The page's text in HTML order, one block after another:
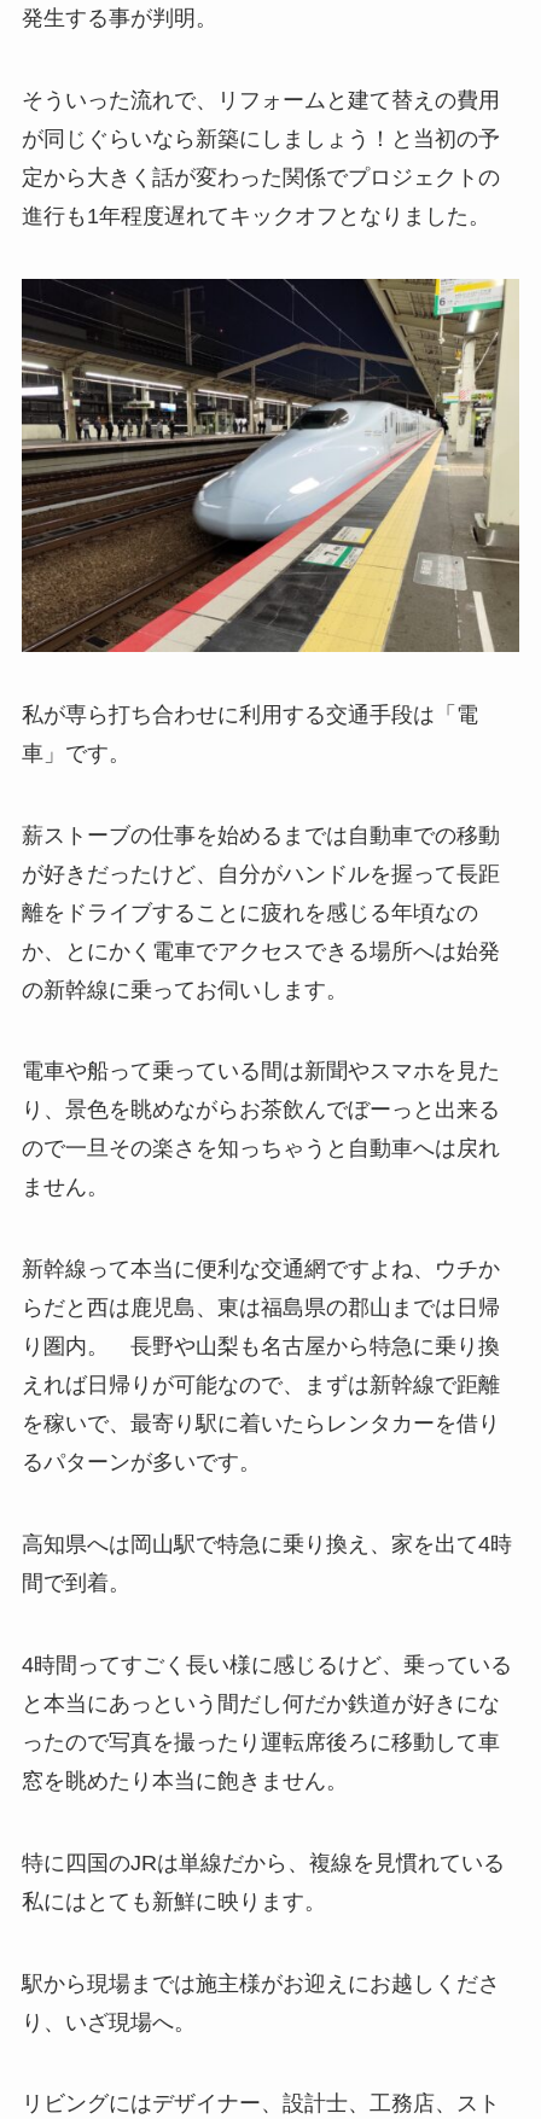
発生する事が判明。
そういった流れで、リフォームと建て替えの費用
が同じぐらいなら新築にしましょう！と当初の予
定から大きく話が変わった関係でプロジェクトの
進行も1年程度遅れてキックオフとなりました。
私が専ら打ち合わせに利用する交通手段は「電
車」です。
薪ストーブの仕事を始めるまでは自動車での移動
が好きだったけど、自分がハンドルを握って長距
離をドライブすることに疲れを感じる年頃なの
か、とにかく電車でアクセスできる場所へは始発
の新幹線に乗ってお伺いします。
電車や船って乗っている間は新聞やスマホを見た
り、景色を眺めながらお茶飲んでぼーっと出来る
ので一旦その楽さを知っちゃうと自動車へは戻れ
ません。
新幹線って本当に便利な交通網ですよね、ウチか
らだと西は鹿児島、東は福島県の郡山までは日帰
り圏内。 長野や山梨も名古屋から特急に乗り換
えれば日帰りが可能なので、まずは新幹線で距離
を稼いで、最寄り駅に着いたらレンタカーを借り
るパターンが多いです。
高知県へは岡山駅で特急に乗り換え、家を出て4時
間で到着。
4時間ってすごく長い様に感じるけど、乗っている
と本当にあっという間だし何だか鉄道が好きにな
ったので写真を撮ったり運転席後ろに移動して車
窓を眺めたり本当に飽きません。
特に四国のJRは単線だから、複線を見慣れている
私にはとても新鮮に映ります。
駅から現場までは施主様がお迎えにお越しくださ
り、いざ現場へ。
リビングにはデザイナー、設計士、工務店、スト